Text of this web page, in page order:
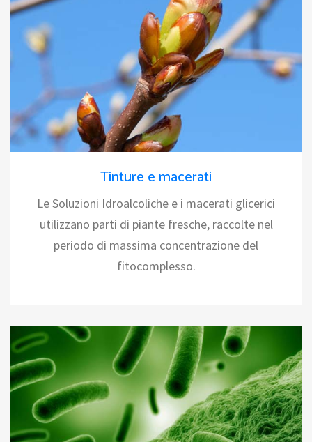
Tinture e macerati
Le Soluzioni Idroalcoliche e i macerati glicerici
utilizzano parti di piante fresche, raccolte nel
periodo di massima concentrazione del
fitocomplesso.